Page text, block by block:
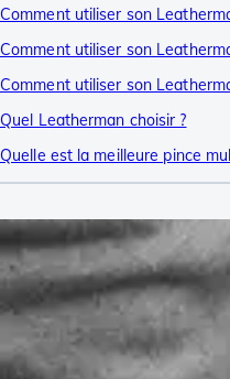
Comment utiliser son
Comment utiliser son
Comment utiliser son
Quel Leatherman choisir ?
Quelle est la meilleure pince